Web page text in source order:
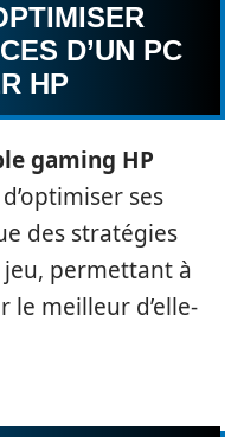
D’UN PC
HP
gaming HP
ses
des stratégies
permettant à
meilleur d’elle-